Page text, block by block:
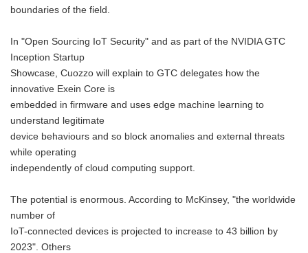
boundaries of the field.
In "Open Sourcing IoT Security" and as part of the NVIDIA GTC
Inception Startup
Showcase, Cuozzo will explain to GTC delegates how the
innovative Exein Core is
embedded in firmware and uses edge machine learning to
understand legitimate
device behaviours and so block anomalies and external threats
while operating
independently of cloud computing support.
The potential is enormous. According to McKinsey, "the worldwide
number of
IoT-connected devices is projected to increase to 43 billion by
2023". Others